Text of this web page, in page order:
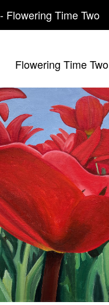
Flowering Time Two
Flowering Time Two